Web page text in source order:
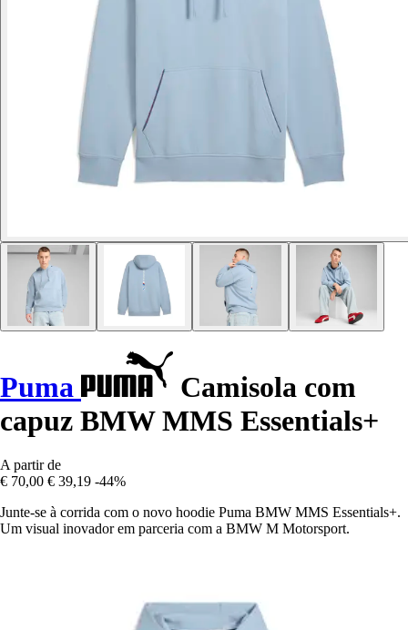
Puma
Camisola com
capuz BMW MMS Essentials+
A partir de
€ 70,00 € 39,19 -44%
Junte-se à corrida com o novo hoodie Puma BMW MMS Essentials+.
Um visual inovador em parceria com a BMW M Motorsport.